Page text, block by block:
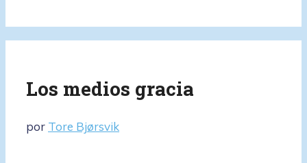
Los medios gracia
por Tore Bjørsvik